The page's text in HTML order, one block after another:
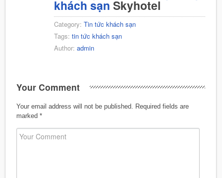
khách sạn Skyhotel
Category: Tin tức khách sạn
Tags: tin tức khách sạn
Author: admin
Your Comment
Your email address will not be published. Required fields are
marked *